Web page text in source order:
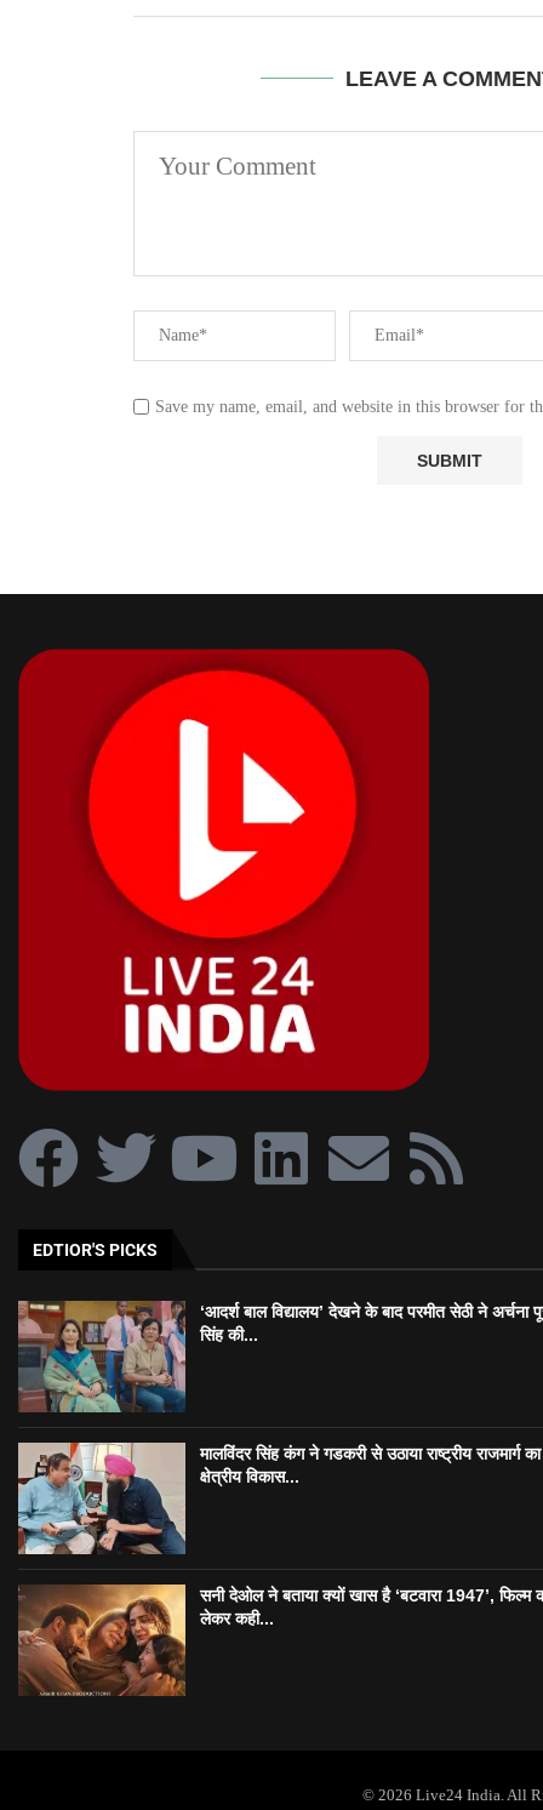
LEAVE A
Save my name, email, and website in this browser for
EDTIOR'S PICKS
‘आदर्श बाल विद्यालय’ देखने के बाद परमीत सेठी ने अर्चना
सिंह की...
मालविंदर सिंह कंग ने गडकरी से उठाया राष्ट्रीय राजमार्ग का
क्षेत्रीय विकास...
सनी देओल ने बताया क्यों खास है ‘बटवारा 1947’, फिल्म
लेकर कही...
© 2026 Live24 India. All